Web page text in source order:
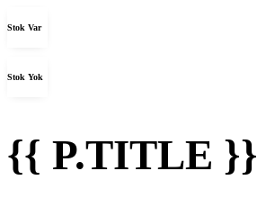
Stok Var
Stok Yok
{{ P.TITLE }}